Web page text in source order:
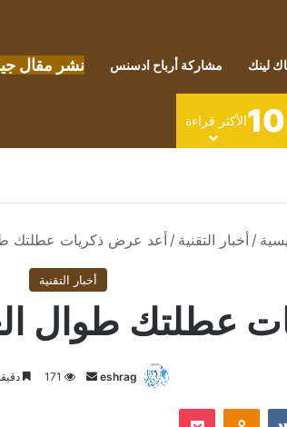
لينك مشاركة أرباح ادسنس نشر مقال
10الأكثر قراءة
/ أخبار التقنية / أعد عرض ذكريات عطلتك
أخبار التقنية
عطلتك طوال
eshrag
أرسل 171
Odnoklassniki
‫Pocket